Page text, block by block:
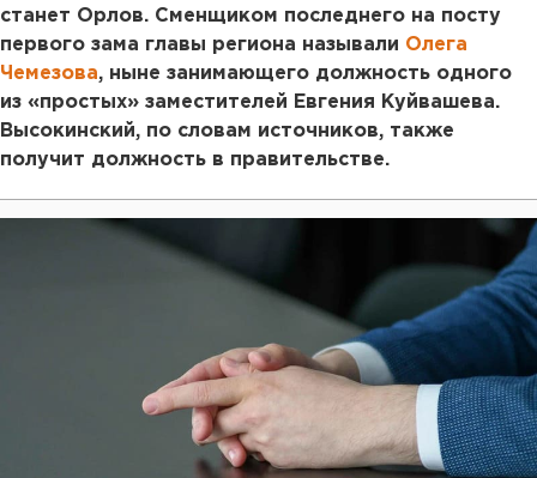
станет Орлов. Сменщиком последнего на посту
первого зама главы региона называли Олега
Чемезова, ныне занимающего должность одного
из «простых» заместителей Евгения Куйвашева.
Высокинский, по словам источников, также
получит должность в правительстве.